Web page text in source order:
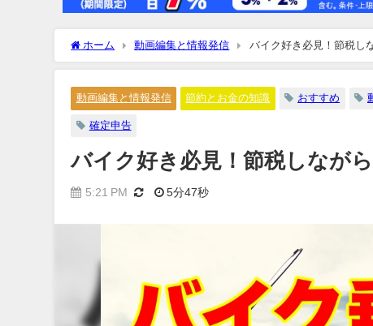
ホーム 動画編集と情報発信 バイク好き必見！節税し
動画編集と情報発信 節約とお金の知識 おすすめ
確定申告
バイク好き必見！節税しなが
5:21 PM 5分47秒